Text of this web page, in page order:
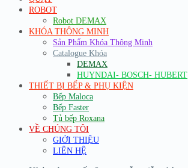
ROBOT
Robot DEMAX
KHÓA THÔNG MINH
Sản Phẩm Khóa Thông Minh
Catalogue Khóa
DEMAX
HUYNDAI- BOSCH- HUBERT
THIẾT BỊ BẾP & PHỤ KIỆN
Bếp Maloca
Bếp Faster
Tủ bếp Roxana
VỀ CHÚNG TÔI
GIỚI THIỆU
LIÊN HỆ